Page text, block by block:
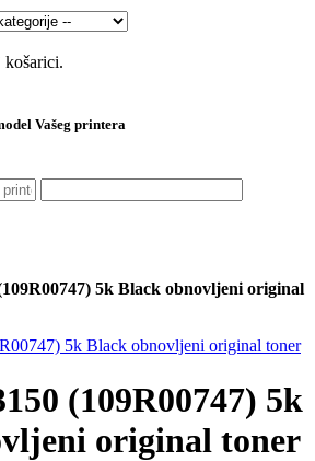
košarici.
Vašeg printera
5k Black obnovljeni original
(109R00747) 5k
original toner